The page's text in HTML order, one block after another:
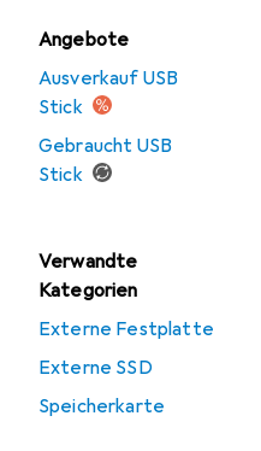
Angebote
Ausverkauf USB
Stick
Gebraucht USB
Stick
Verwandte
Kategorien
Externe Festplatte
Externe SSD
Speicherkarte